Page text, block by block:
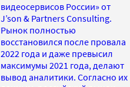
видеосервисов России» от
J’son & Partners Consulting.
Рынок полностью
восстановился после провала
2022 года и даже превысил
максимумы 2021 года, делают
вывод аналитики. Согласно их